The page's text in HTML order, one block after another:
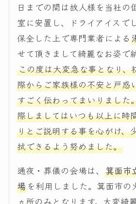
日までの間は故人様を当社の
室に安置し、ドライアイスで
保全した上で専門業者による
せて頂きまして綺麗なお姿で
この度は大変急な事となり、
際からご家族様の不安と戸惑
すごく伝わってまいりました
際しましてはいつも以上に時
りとご説明する事を心がけ、
拭できるよう努めました。
通夜・葬儀の会場は、箕面市
場を利用しました。箕面市の
ヵ所のみとなります。大変綺